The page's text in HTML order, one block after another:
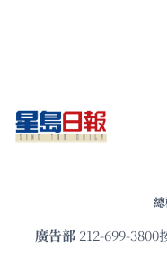
廣告部212-699-3800